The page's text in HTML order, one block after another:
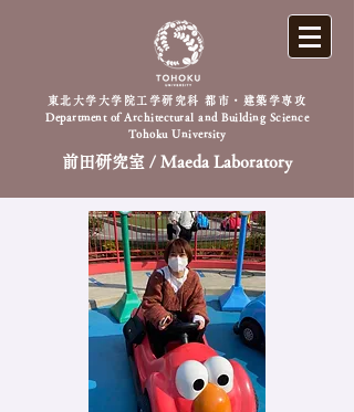
前田研究室 / Maeda Laboratory
東北大学大学院工学研究科 都市・建築学専攻
Department of Architectural and Building Science
Tohoku University